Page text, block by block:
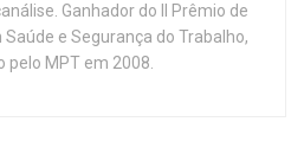
Ganhador do II Prêmio de
e Segurança do Trabalho,
pelo MPT em 2008.